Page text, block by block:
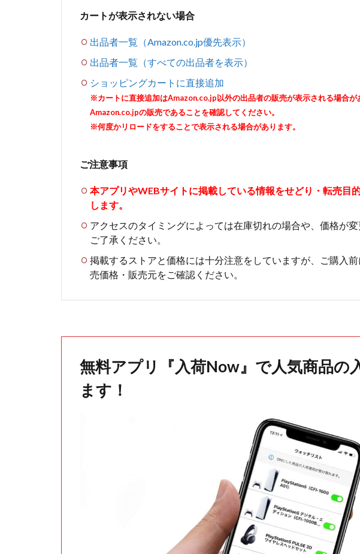
カートが表示されない場合
出品者一覧（Amazon.co.jp優先表示）
出品者一覧（すべての出品者を表示）
ショッピングカートに直接追加
※カートに直接追加はAmazon.co.jp以外の出品者の販売が表示される場合が
Amazon.co.jpの販売であることを確認してください。
※何度かリロードをすることで表示される場合があります。
ご注意事項
本アプリやWEBサイトに掲載している情報をせどり・転売目
します。
アクセスのタイミングによっては在庫切れの場合や、価格が
ご了承ください。
掲載するストアと価格には十分注意をしていますが、ご購入
売価格・販売元をご確認ください。
無料アプリ『入荷Now』で人気商品の
ます！